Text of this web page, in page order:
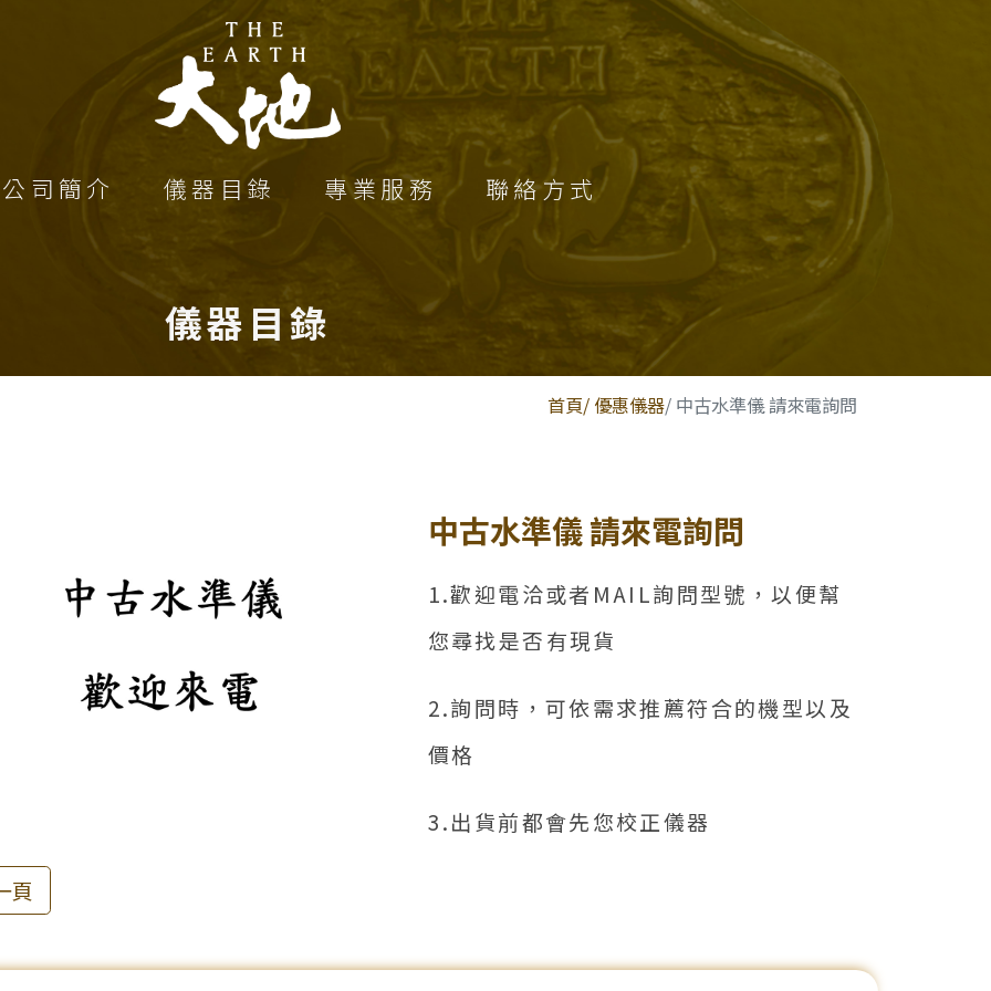
公司簡介 儀器目錄 專業服務 聯絡方式
儀器目錄
儀器目錄
首頁/ 優惠儀器/ 中古水準儀 請來電詢問
中古水準儀 請來電詢問
1.歡迎電洽或者MAIL詢問型號，以便幫
您尋找是否有現貨
2.詢問時，可依需求推薦符合的機型以及
價格
3.出貨前都會先您校正儀器
頁